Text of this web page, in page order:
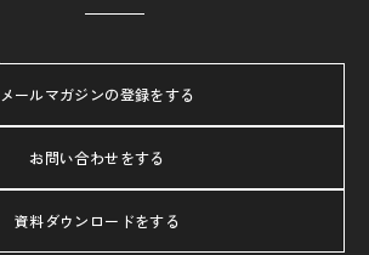
メールマガジンの登録をする
お問い合わせをする
資料ダウンロードをする